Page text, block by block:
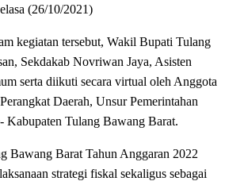
(26/10/2021)
kegiatan tersebut, Wakil Bupati Tulang
Sekdakab Novriwan Jaya, Asisten
serta diikuti secara virtual oleh Anggota
Daerah, Unsur Pemerintahan
Kabupaten Tulang Bawang Barat.
Bawang Barat Tahun Anggaran 2022
strategi fiskal sekaligus sebagai